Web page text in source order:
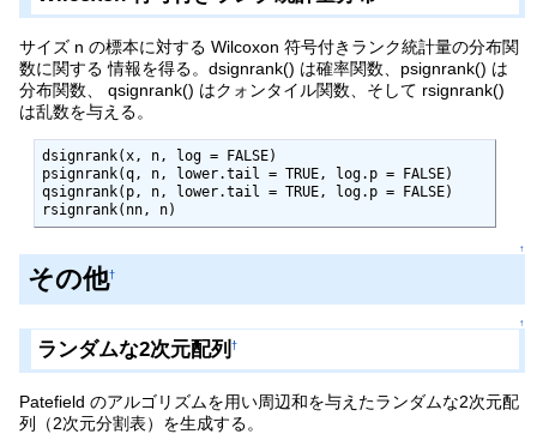
サイズ n の標本に対する Wilcoxon 符号付きランク統計量の分布関
数に関する 情報を得る。dsignrank() は確率関数、psignrank() は
分布関数、 qsignrank() はクォンタイル関数、そして rsignrank()
は乱数を与える。
dsignrank(x, n, log = FALSE)
psignrank(q, n, lower.tail = TRUE, log.p = FALSE)
qsignrank(p, n, lower.tail = TRUE, log.p = FALSE)
rsignrank(nn, n)
↑
その他†
↑
ランダムな2次元配列†
Patefield のアルゴリズムを用い周辺和を与えたランダムな2次元配
列（2次元分割表）を生成する。